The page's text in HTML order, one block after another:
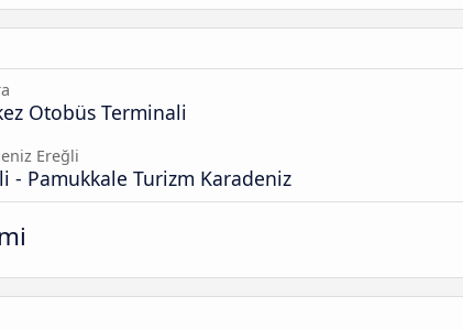
Otobüs Terminali
Ereğli
- Pamukkale Turizm Karadeniz